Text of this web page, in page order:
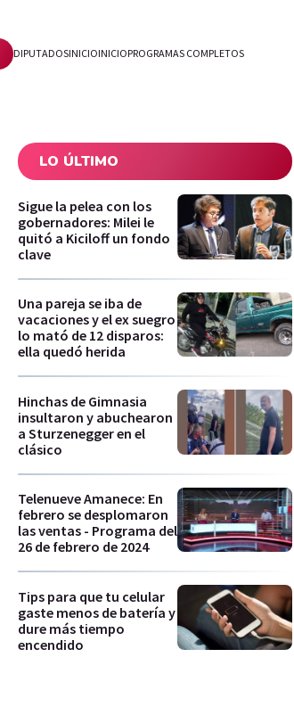
DIPUTADOSINICIOINICIOPROGRAMAS COMPLETOS
LO ÚLTIMO
Sigue la pelea con los
gobernadores: Milei le
quitó a Kiciloff un fondo
clave
Una pareja se iba de
vacaciones y el ex suegro
lo mató de 12 disparos:
ella quedó herida
Hinchas de Gimnasia
insultaron y abuchearon
a Sturzenegger en el
clásico
Telenueve Amanece: En
febrero se desplomaron
las ventas - Programa del
26 de febrero de 2024
Tips para que tu celular
gaste menos de batería y
dure más tiempo
encendido